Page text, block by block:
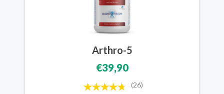
Arthro-5
€39,90
(26)